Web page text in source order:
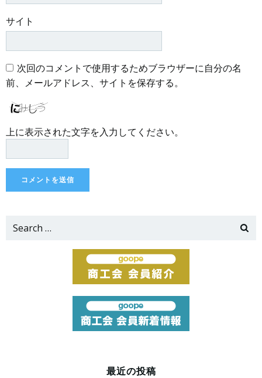
サイト
次回のコメントで使用するためブラウザーに自分の名
前、メールアドレス、サイトを保存する。
上に表示された文字を入力してください。
Search
最近の投稿